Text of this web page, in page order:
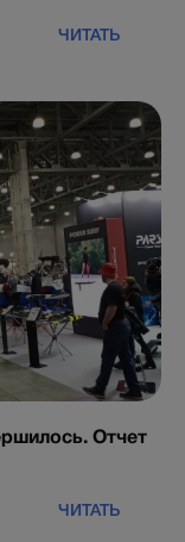
ЧИТАТЬ
Отчет
ЧИТАТЬ